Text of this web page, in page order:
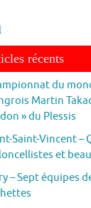
récents
du
Martin
» du Plessis
Saint-Vincent –
et
– Sept équipes